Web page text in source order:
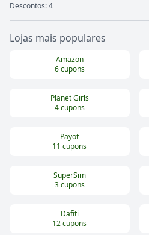
Descontos:4
Lojas mais populares
Amazon
6cupons
Planet Girls
4cupons
Payot
11 cupons
SuperSim
3cupons
Dafiti
12cupons